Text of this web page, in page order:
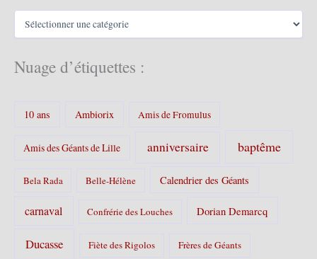
s
C
g
Nuage d’étiquettes :
10 ans Ambiorix Amis de Fromulus
Amis des Géants de Lille anniversaire baptême
Bela Rada Belle-Hélène Calendrier des Géants
carnaval Confrérie des Louches Dorian Demarcq
Ducasse Fiète des Rigolos Frères de Géants